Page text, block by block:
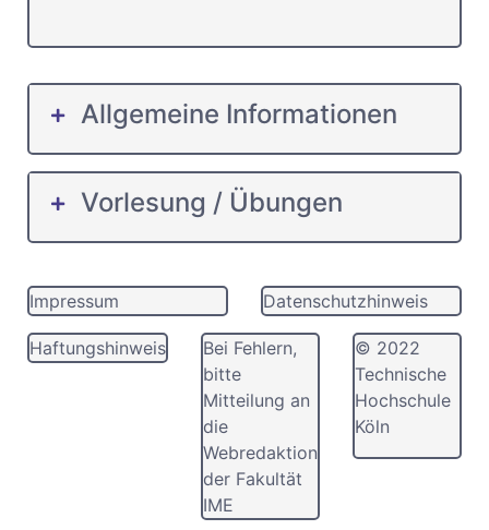
Allgemeine Informationen
Vorlesung / Übungen
Impressum Datenschutzhinweis
Haftungshinweis
Bei Fehlern,
bitte
Mitteilung an
die
Webredaktion
der Fakultät
IME
© 2022
Technische
Hochschule
Köln